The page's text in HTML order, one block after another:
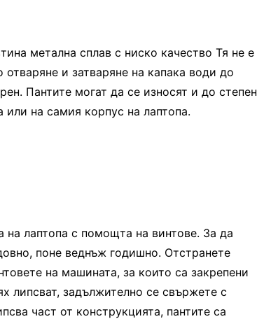
метална сплав с ниско качество Тя не е
и затваряне на капака води до
Пантите могат да се износят и до степен
или на самия корпус на лаптопа.
на лаптопа с помощта на винтове. За да
поне веднъж годишно. Отстранете
на машината, за които са закрепени
липсват, задължително се свържете с
част от конструкцията, пантите са